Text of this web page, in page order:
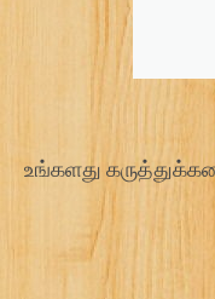
i
உங்களது